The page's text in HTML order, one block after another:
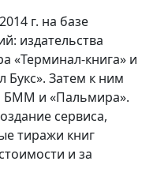
г. на базе
издательства
«Терминал-книга» и
Букс». Затем к ним
БММ и «Пальмира».
сервиса,
тиражи книг
и за